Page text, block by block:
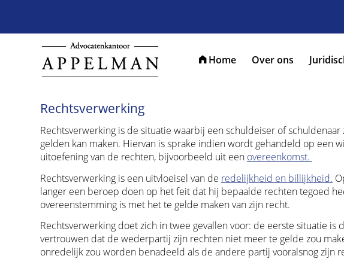
Home Over ons
Rechtsverwerking
Rechtsverwerking is de situatie waarbij een schuldeiser of
gelden kan maken. Hiervan is sprake indien wordt gehandeld op een
uitoefening van de rechten, bijvoorbeeld uit een overeenkomst.
Rechtsverwerking is een uitvloeisel van de redelijkheid en billijkheid.
langer een beroep doen op het feit dat hij bepaalde rechten tegoed
overeenstemming is met het te gelde maken van zijn recht.
Rechtsverwerking doet zich in twee gevallen voor: de eerste situatie
vertrouwen dat de wederpartij zijn rechten niet meer te gelde zou
onredelijk zou worden benadeeld als de andere partij vooralsnog zijn